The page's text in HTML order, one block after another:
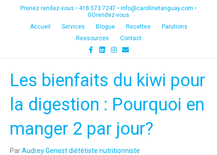
Prenez rendez-vous • 418.573.7247 • info@carolinetanguay.com •
GOrendez-vous
Accueil
Services Blogue Recettes
Parutions
Ressources
Contact
c
o
o
n
e
i
s
E
m
a
l
Les bienfaits du kiwi pour
la digestion : Pourquoi en
manger 2 par jour?
ParAudrey Genest diététiste nutritionniste